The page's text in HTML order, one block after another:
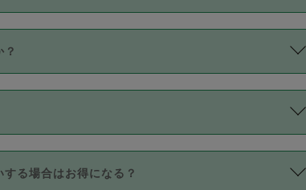
を超えて依頼したい場合は、延長機能をご利用くださ
カジさんに事前に相談し、合意の上事前申請すること
も、値引き等はございません。
自身が価格を選んで設定しています。
限があり、レビュー件数、レビューの平均値、などで
く仕組みになっています。
／Master／JCB／AMERICAN EXPRESS／Diners
る場合はお得になる？